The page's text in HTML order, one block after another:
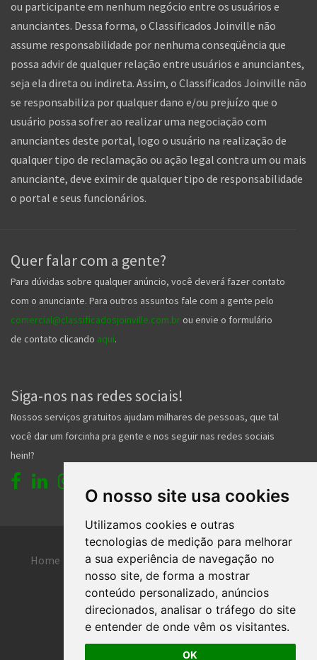
O nosso site usa cookies
Utilizamos cookies e outras
tecnologias de medição para melhorar
a sua experiência de navegação no
nosso site, de forma a mostrar
conteúdo personalizado, anúncios
direcionados, analisar o tráfego do site
e entender de onde vêm os visitantes.
OK
ou participante em nenhum negócio entre os usuários e
anunciantes. Dessa forma, o Classificados Joinville não
assume responsabilidade por nenhuma conseqüência que
possa advir de qualquer relação entre usuários e anunciantes,
seja ela direta ou indireta. Assim, o Classificados Joinville não
se responsabiliza por qualquer dano e/ou prejuízo que o
usuário possa sofrer ao realizar uma negociação com
anunciantes deste portal, logo o usuário na realização de
qualquer tipo de reclamação ou ação legal contra um ou mais
anunciante, deve eximir de qualquer tipo de responsabilidade
o portal e seus funcionários.
Quer falar com a gente?
Para dúvidas sobre qualquer anúncio, você deverá fazer contato
com o anunciante. Para outros assuntos fale com a gente pelo
comercial@classificadosjoinville.com.br ou envie o formulário
de contato clicando aqui.
Siga-nos nas redes sociais!
Nossos serviços gratuitos ajudam milhares de pessoas, que tal
você dar um forcinha pra gente e nos seguir nas redes sociais
hein!?
Home Entrar Faça seu cadastro
Contato Central de ajuda
Termos de uso Inserir anúncio grátis